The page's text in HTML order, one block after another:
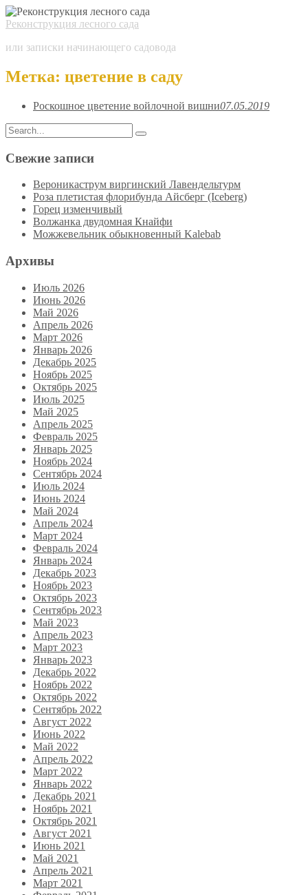
Реконструкция лесного сада
или записки начинающего садовода
Метка: цветение в саду
Роскошное цветение войлочной вишни07.05.2019
Search
for:
Search
Свежие записи
Вероникаструм виргинский Лавендельтурм
Роза плетистая флорибунда Айсберг (Iceberg)
Горец изменчивый
Волжанка двудомная Кнайфи
Можжевельник обыкновенный Kalebab
Архивы
Июль 2026
Июнь 2026
Май 2026
Апрель 2026
Март 2026
Январь 2026
Декабрь 2025
Ноябрь 2025
Октябрь 2025
Июль 2025
Май 2025
Апрель 2025
Февраль 2025
Январь 2025
Ноябрь 2024
Сентябрь 2024
Июль 2024
Июнь 2024
Май 2024
Апрель 2024
Март 2024
Февраль 2024
Январь 2024
Декабрь 2023
Ноябрь 2023
Октябрь 2023
Сентябрь 2023
Май 2023
Апрель 2023
Март 2023
Январь 2023
Декабрь 2022
Ноябрь 2022
Октябрь 2022
Сентябрь 2022
Август 2022
Июнь 2022
Май 2022
Апрель 2022
Март 2022
Январь 2022
Декабрь 2021
Ноябрь 2021
Октябрь 2021
Август 2021
Июнь 2021
Май 2021
Апрель 2021
Март 2021